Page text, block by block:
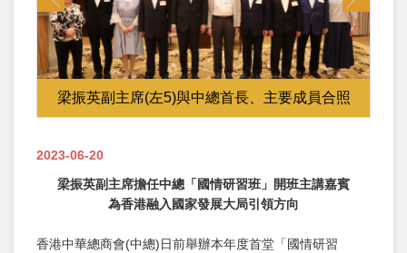
梁振英副主席(左5)與中總首長、主要成員合照
2023-06-20
梁振英副主席擔任中總「國情研習班」開班主講嘉賓
為香港融入國家發展大局引領方向
香港中華總商會(中總)日前舉辦本年度首堂「國情研習